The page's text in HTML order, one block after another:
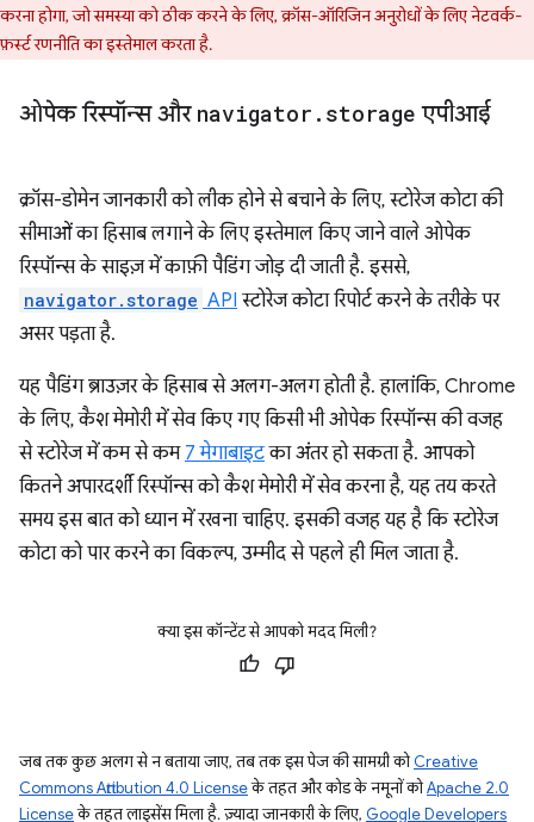
करना होगा, जो समस्या को ठीक करने के लिए, क्रॉस-ऑरिजिन अनुरोधों के लिए नेटवर्क-
फ़र्स्ट रणनीति का इस्तेमाल करता है.
ओपेक रिस्पॉन्स और navigator . storage एपीआई
क्रॉस-डोमेन जानकारी को लीक होने से बचाने के लिए, स्टोरेज कोटा की
सीमाओं का हिसाब लगाने के लिए इस्तेमाल किए जाने वाले ओपेक
रिस्पॉन्स के साइज़ में काफ़ी पैडिंग जोड़ दी जाती है. इससे,
navigator.storage API स्टोरेज कोटा रिपोर्ट करने के तरीके पर
असर पड़ता है.
यह पैडिंग ब्राउज़र के हिसाब से अलग-अलग होती है. हालांकि, Chrome
के लिए, कैश मेमोरी में सेव किए गए किसी भी ओपेक रिस्पॉन्स की वजह
से स्टोरेज में कम से कम 7 मेगाबाइटका अंतर हो सकता है. आपको
कितने अपारदर्शी रिस्पॉन्स को कैश मेमोरी में सेव करना है, यह तय करते
समय इस बात को ध्यान में रखना चाहिए. इसकी वजह यह है कि स्टोरेज
कोटा को पार करने का विकल्प, उम्मीद से पहले ही मिल जाता है.
क्या इस कॉन्टेंट से आपको मदद मिली?
जब तक कुछ अलग से न बताया जाए, तब तक इस पेज की सामग्री कोCreative
Commons Attribution 4.0 Licenseके तहत और कोड के नमूनों कोApache 2.0
Licenseके तहत लाइसेंस मिला है. ज़्यादा जानकारी के लिए, Google Developers